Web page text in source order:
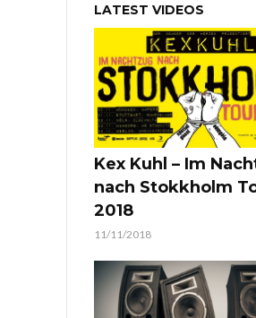
LATEST VIDEOS
Kex Kuhl – Im
nach Stokkholm
2018
11/11/2018